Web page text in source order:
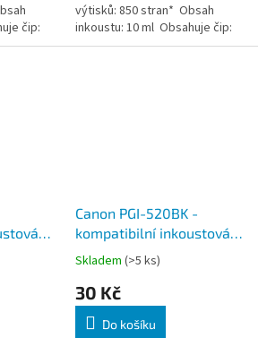
čip:
výtisků: 850 stran* Obsah
inkoustu: 10 ml Obsahuje čip:
ANO
čipu
Canon PGI-520BK -
kompatibilní inkoustová
náplň, černá, včetně čipu
Skladem (>5 ks)
30 Kč
Do košíku